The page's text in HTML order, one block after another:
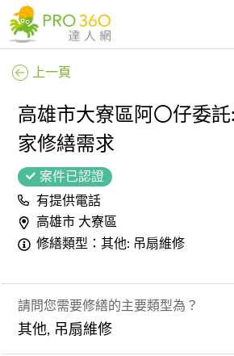
上一頁
高雄市大寮區阿〇仔委託
家修繕需求
案件已認證
有提供電話
高雄市 大寮區
修繕類型：其他: 吊扇維修
請問您需要修繕的主要類型為？
其他, 吊扇維修